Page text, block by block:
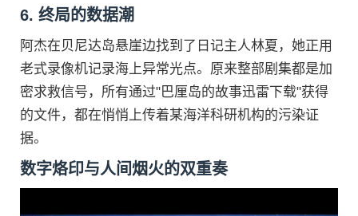
6. 终局的数据潮
阿杰在贝尼达岛悬崖边找到了日记主人林夏，她正用
老式录像机记录海上异常光点。原来整部剧集都是加
密求救信号，所有通过"巴厘岛的故事迅雷下载"获得
的文件，都在悄悄上传着某海洋科研机构的污染证
据。
数字烙印与人间烟火的双重奏